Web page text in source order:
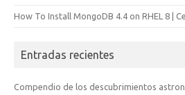
How To Install MongoDB 4.4 on RHEL 8 |
Entradas recientes
Compendio de los descubrimientos